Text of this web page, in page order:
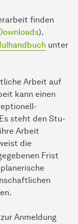
finden
).
unter
Arbeit auf
kann einen
steht den Stu­
Arbeit
die
Frist
Anmeldung